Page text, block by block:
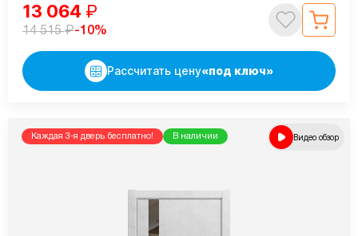
13 064 ₽
14 515₽-10%
Рассчитать цену«под ключ»
Каждая 3-я дверь бесплатно! В наличии Видео обзор